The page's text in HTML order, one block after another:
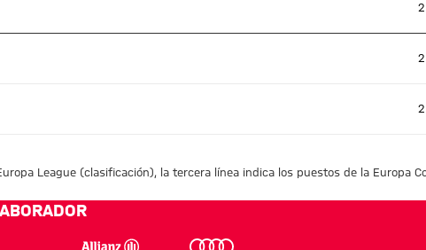
2
2
2
League (clasificación), la tercera línea indica los puestos de la Europa